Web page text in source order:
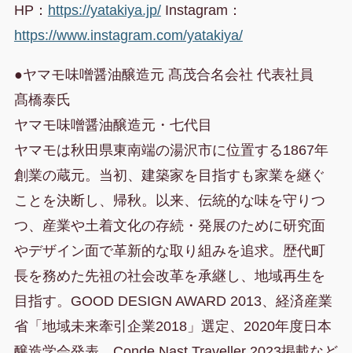
HP： https://yatakiya.jp/Instagram：
https://www.instagram.com/yatakiya/
●ヤマモ味噌醤油醸造元 髙茂合名会社 代表社員
髙橋泰氏
ヤマモ味噌醤油醸造元・七代目
ヤマモは秋田県東南端の湯沢市に位置する1867年
創業の蔵元。当初、建築家を目指すも家業を継ぐ
ことを決断し、帰秋。以来、伝統的な味を守りつ
つ、産業や土着文化の存続・発展のために研究面
やデザイン面で革新的な取り組みを追求。歴代町
長を務めた先祖の社会改革を承継し、地域再生を
目指す。GOOD DESIGN AWARD 2013、経済産業
省「地域未来牽引企業2018」選定、2020年度日本